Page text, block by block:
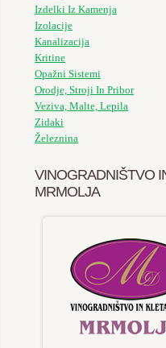
Izdelki Iz Kamenja
Izolacije
Kanalizacija
Kritine
Opažni Sistemi
Orodje, Stroji In Pribor
Veziva, Malte, Lepila
Zidaki
Železnina
VINOGRADNIŠTVO
MRMOLJA